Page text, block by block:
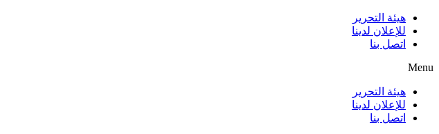
هيئة التحرير
للإعلان لدينا
اتصل بنا
Menu
هيئة التحرير
للإعلان لدينا
اتصل بنا